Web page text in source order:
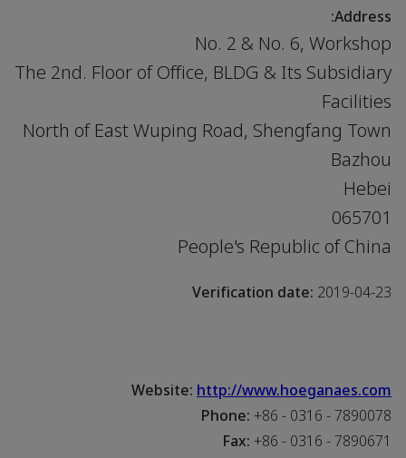
Address:
No. 2 & No. 6, Workshop
The 2nd. Floor of Office, BLDG & Its Subsidiary
Facilities
North of East Wuping Road, Shengfang Town
Bazhou
Hebei
065701
People's Republic of China
Verification date:2019-04-23
Website:http://www.hoeganaes.com
Phone:+86 - 0316 - 7890078
Fax:+86 - 0316 - 7890671